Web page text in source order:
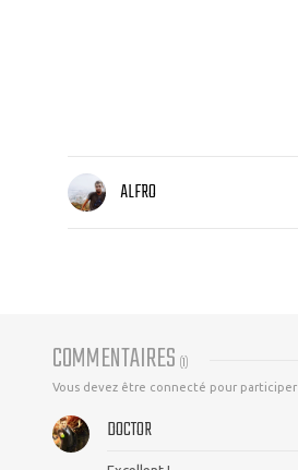
ALFRO
COMMENTAIRES (1)
Vous devez être connecté pour participer
DOCTOR